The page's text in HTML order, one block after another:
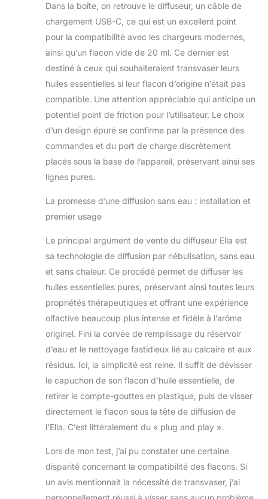
fonctionnement est
encore plus longue
LUMIÈRE : grâce au
détecteur de
lumière intégré, le
système de
diffusion d’arôme
Ella ne diffuse l'huile
essentielle qu'à la
lumière du jour et
reste inactif dans
l'obscurité - parfait
pour les salles de
coucher SANS BPA
BPA ou de BPS, des
substances
chimiques
dangereuses
dans les plastiques
et qui peuvent avoir
des effets
dangereux sur la
DE LA LIVRAISON :
1 x diffuseur
d'arômes Ella de
Stadler Form
charge USB-C et 1 x
flacon de 15 ml à
propres parfums
Dans la boîte, on retrouve le diffuseur, un câble de
chargement USB-C, ce qui est un excellent point
pour la compatibilité avec les chargeurs modernes,
ainsi qu’un flacon vide de 20 ml. Ce dernier est
destiné à ceux qui souhaiteraient transvaser leurs
huiles essentielles si leur flacon d’origine n’était pas
compatible. Une attention appréciable qui anticipe un
potentiel point de friction pour l’utilisateur. Le choix
d’un design épuré se confirme par la présence des
commandes et du port de charge discrètement
placés sous la base de l’appareil, préservant ainsi ses
lignes pures.
La promesse d’une diffusion sans eau : installation et
premier usage
Le principal argument de vente du diffuseur Ella est
sa technologie de diffusion par nébulisation, sans eau
et sans chaleur. Ce procédé permet de diffuser les
huiles essentielles pures, préservant ainsi toutes leurs
propriétés thérapeutiques et offrant une expérience
olfactive beaucoup plus intense et fidèle à l’arôme
originel. Fini la corvée de remplissage du réservoir
d’eau et le nettoyage fastidieux lié au calcaire et aux
résidus. Ici, la simplicité est reine. Il suffit de dévisser
le capuchon de son flacon d’huile essentielle, de
retirer le compte-gouttes en plastique, puis de visser
directement le flacon sous la tête de diffusion de
l’Ella. C’est littéralement du « plug and play ».
Lors de mon test, j’ai pu constater une certaine
disparité concernant la compatibilité des flacons. Si
un avis mentionnait la nécessité de transvaser, j’ai